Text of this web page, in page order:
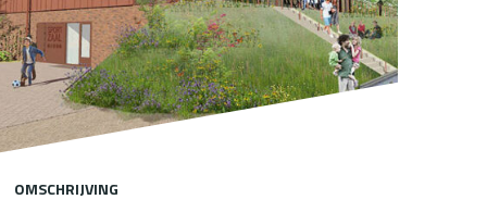
OMSCHRIJVING